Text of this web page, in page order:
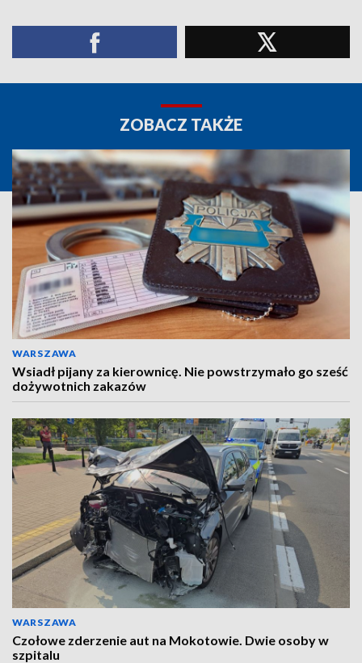
ZOBACZ TAKŻE
WARSZAWA
Wsiadł pijany za kierownicę. Nie powstrzymało go sześć
dożywotnich zakazów
WARSZAWA
Czołowe zderzenie aut na Mokotowie. Dwie osoby w
szpitalu